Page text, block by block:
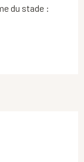
du stade :